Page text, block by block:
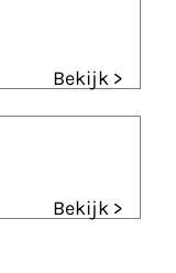
Bekijk >
Bekijk >